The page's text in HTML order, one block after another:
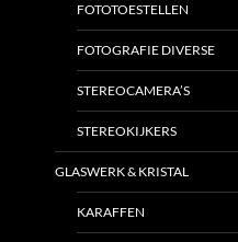
FOTOTOESTELLEN
FOTOGRAFIE DIVERSE
STEREOCAMERA’S
STEREOKIJKERS
GLASWERK & KRISTAL
KARAFFEN